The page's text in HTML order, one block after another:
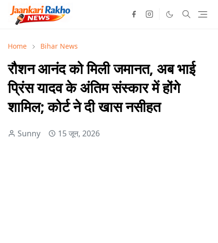
Home Bihar News
रौशन आनंद को मिली जमानत, अब भाई
प्रिंस यादव के अंतिम संस्कार में होंगे
शामिल; कोर्ट ने दी खास नसीहत
Sunny 15 जून, 2026